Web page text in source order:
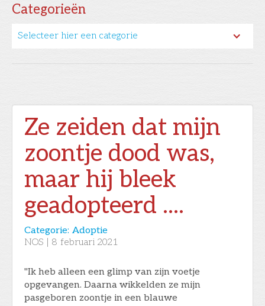
Categorieën
Selecteer hier een categorie
Ze zeiden dat mijn
zoontje dood was,
maar hij bleek
geadopteerd ....
Categorie: Adoptie
NOS
8 februari 2021
"Ik heb alleen een glimp van zijn voetje
opgevangen. Daarna wikkelden ze mijn
pasgeboren zoontje in een blauwe